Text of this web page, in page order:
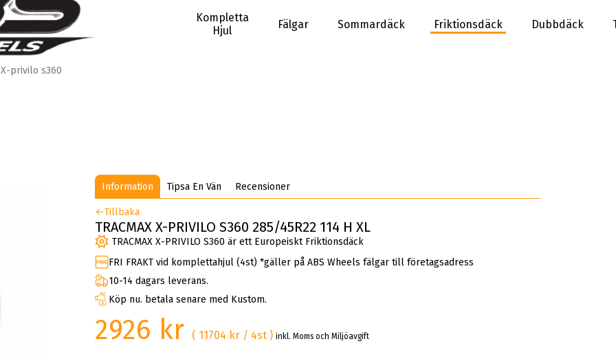
Kompletta
Hjul
Fälgar Sommardäck Friktionsdäck Dubbdäck
X-privilo s360
Information Tipsa En Vän Recensioner
Tillbaka
TRACMAX X-PRIVILO S360 285/45R22 114 H XL
TRACMAX X-PRIVILO S360 är ett Europeiskt Friktionsdäck
FRI FRAKT vid komplettahjul (4st) *gäller på ABS Wheels fälgar till företagsadress
10-14 dagars leverans.
Köp nu. betala senare med Kustom.
2926 kr ( 11704 kr / 4st )inkl. Moms och Miljöavgift